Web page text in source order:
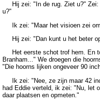
Hij zei: "In de rug. Ziet u?" Zei:
u?"
Ik zei: "Maar het visioen zei
Hij zei: "Dan kunt u het beter
Het eerste schot trof hem. En
Branham..." We droegen die
"Die hoorns lijken ongeveer 90
Ik zei: "Nee, ze zijn maar 42
had Eddie verteld, ik zei: "Nu, let
daar plaatsen en opmeten."